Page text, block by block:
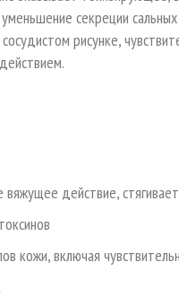
секреции
рисунке,
вяжущее действие,
кожи, включая